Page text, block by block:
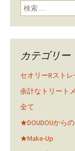
検索:
カテゴリー
セオリーRストレ
余計なトリート
全て
★DOUDOUから
★Make-Up